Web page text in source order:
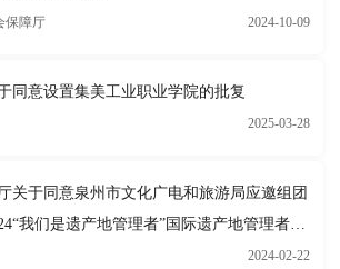
保障厅 2024-10-09
同意设置集美工业职业学院的批复
2025-03-28
关于同意泉州市文化广电和旅游局应邀组团
我们是遗产地管理者”国际遗产地管理者论
动的批复
2024-02-22